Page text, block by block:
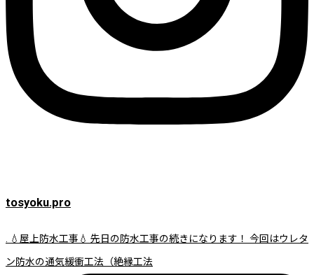
tosyoku.pro
. 💧屋上防水工事💧 先日の防水工事の続きになります！ 今回はウレタ
ン防水の通気緩衝工法（絶縁工法